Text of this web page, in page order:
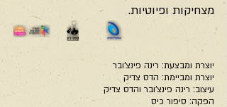
מצחיקות ופיוטיות.
יוצרת ומבצעת: רינה פינצ'ובר
יוצרת ומביימת: הדס צדיק
עיצוב: רינה פינצ'ובר והדס צדיק
הפקה: סיפור כיס